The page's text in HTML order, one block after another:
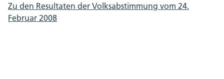
Zu den Resultaten der Volksabstimmung vom 24.
Februar 2008